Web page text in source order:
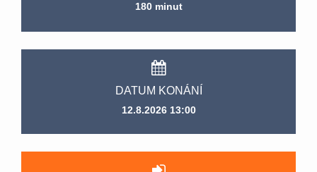
180 minut
DATUM KONÁNÍ
12.8.2026 13:00